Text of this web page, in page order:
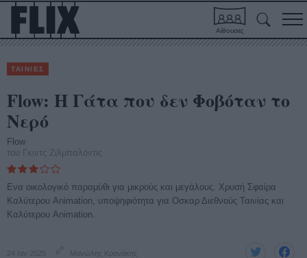
Αίθουσες
ΤΑΙΝΙΕΣ
Flow: Η Γάτα που δεν Φοβόταν το
Νερό
Flow
του Γκιντς Ζιλμπαλόντις
Eνα οικολογικό παραμύθι για μικρούς και μεγάλους. Χρυσή Σφαίρα
Καλύτερου Animation, υποψηφιότητα για Οσκαρ Διεθνούς Ταινίας και
Καλύτερου Animation.
24 Ιαν 2025 Μανώλης Κρανάκης